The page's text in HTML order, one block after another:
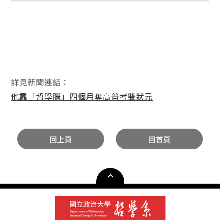
詳見新聞連結：
他靠「哲學腦」四個月奪高普考雙狀元
回上頁 回首頁